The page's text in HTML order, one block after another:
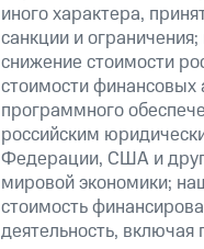
иного характера,
санкции и
снижение стоимости
стоимости финансовых
программного
российским
Федерации, США и
мировой экономики;
стоимость
деятельность,